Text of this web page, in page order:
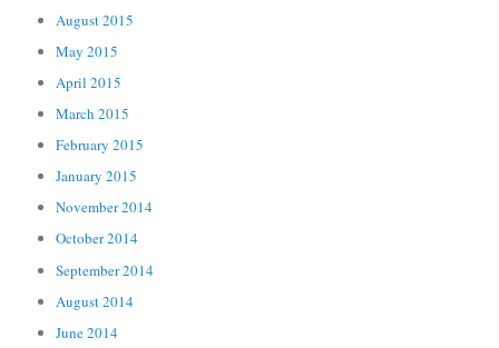
August 2015
May 2015
April 2015
March 2015
February 2015
January 2015
November 2014
October 2014
September 2014
August 2014
June 2014